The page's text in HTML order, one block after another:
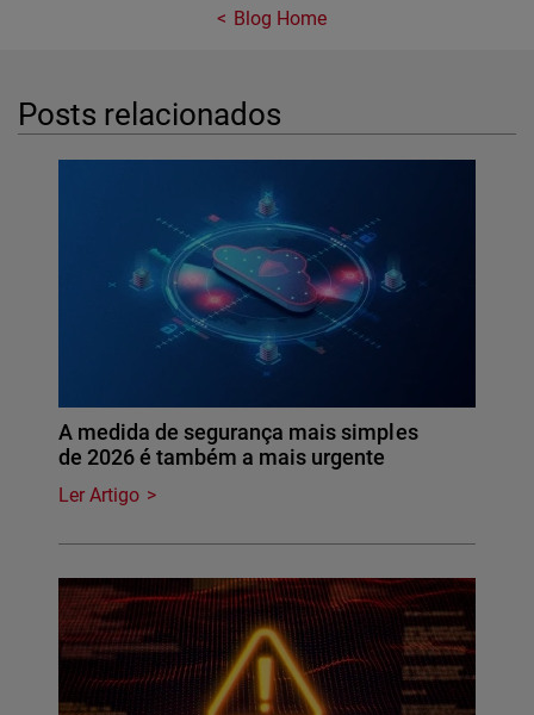
Blog Home
Posts relacionados
A medida de segurança mais simples
de 2026 é também a mais urgente
Ler Artigo